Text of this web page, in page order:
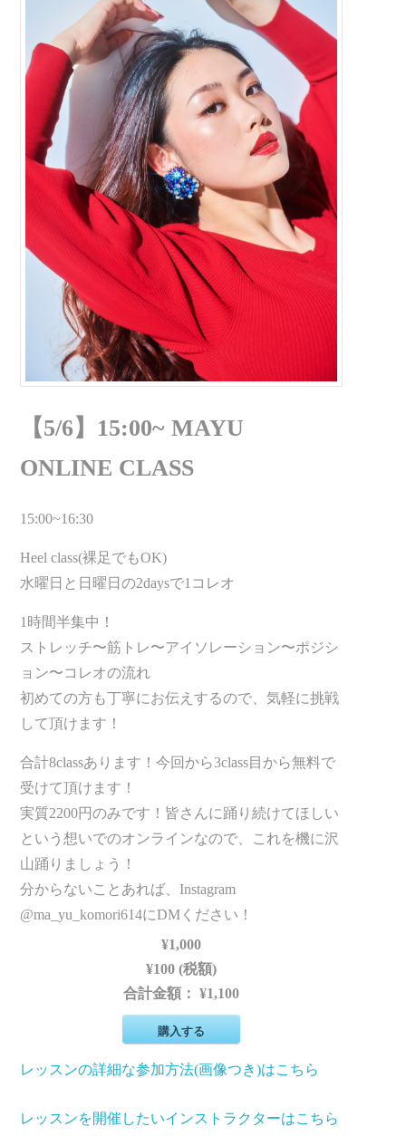
【5/6】15:00~ MAYU
ONLINE CLASS
15:00~16:30
Heel class(裸足でもOK)
水曜日と日曜日の2daysで1コレオ
1時間半集中！
ストレッチ〜筋トレ〜アイソレーション〜ポジシ
ョン〜コレオの流れ
初めての方も丁寧にお伝えするので、気軽に挑戦
して頂けます！
合計8classあります！今回から3class目から無料で
受けて頂けます！
実質2200円のみです！皆さんに踊り続けてほしい
という想いでのオンラインなので、これを機に沢
山踊りましょう！
分からないことあれば、Instagram
@ma_yu_komori614にDMください！
¥1,000
¥100 (税額)
合計金額：¥1,100
購入する
レッスンの詳細な参加方法(画像つき)はこちら
レッスンを開催したいインストラクターはこちら